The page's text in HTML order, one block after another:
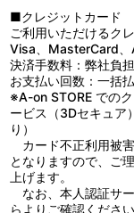
ット
うとあの手この手で
■第16話「ぬれぬれ
花園家のメイドの銘
めるため、1日専属メ
し、人に尽くすこと
もっと自分を大事に
そして、そんな芽衣
に身を包んだ彼女た
サバイバルゲームが
載）／監督：佐藤 光
ーデザイン・総作画
山実果／衣装デザイ
／美術設定：朝見知
山愛子／撮影監督：
紀／音響効果：中島
ムーブ／音楽：睦月
楽制作：ランティス
ョンスタジオ／製作
■クレジットカード
ご利用いただけるク
Visa、MasterCard
決済手数料：弊社負担
お支払い回数：一括
※A-on STORE での
ービス（3Dセキュア
り）
カード不正利用被
となりますので、ご
上げます。
なお、本人認証サ
ら よりご確認ください